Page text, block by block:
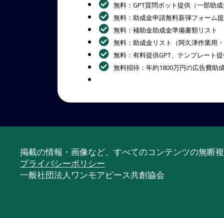
無料：GPT質問ボット提供（一部助
無料：助成金申請無料新弾フォーム
無料：補助金助成金準備書類リスト
無料：助成金リスト（阿久津作業用
無料：有料提供GPT、テンプレート
無料招待：年約1800万円の広告費助
掲載の情報・画像など、すべてのコンテンツの無断
プライバシーポリシー
一般社団法人ワンモアピース共創協会​